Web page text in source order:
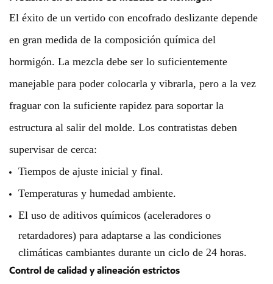
El éxito de un vertido con encofrado deslizante depende
en gran medida de la composición química del
hormigón. La mezcla debe ser lo suficientemente
manejable para poder colocarla y vibrarla, pero a la vez
fraguar con la suficiente rapidez para soportar la
estructura al salir del molde. Los contratistas deben
supervisar de cerca:
Tiempos de ajuste inicial y final.
Temperaturas y humedad ambiente.
El uso de aditivos químicos (aceleradores o
retardadores) para adaptarse a las condiciones
climáticas cambiantes durante un ciclo de 24 horas.
Control de calidad y alineación estrictos